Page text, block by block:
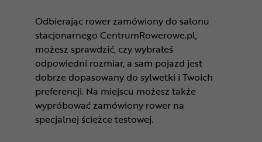
Odbierając rower zamówiony do salonu
stacjonarnego CentrumRowerowe.pl,
możesz sprawdzić, czy wybrałeś
odpowiedni rozmiar, a sam pojazd jest
dobrze dopasowany do sylwetki i Twoich
preferencji. Na miejscu możesz także
wypróbować zamówiony rower na
specjalnej ścieżce testowej.